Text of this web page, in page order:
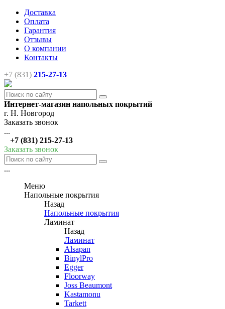
Доставка
Оплата
Гарантия
Отзывы
О компании
Контакты
+7 (831) 215-27-13
Интернет-магазин напольных покрытий
г. Н. Новгород
Заказать звонок
...
+7 (831) 215-27-13
Заказать звонок
...
Меню
Напольные покрытия
Назад
Напольные покрытия
Ламинат
Назад
Ламинат
Alsapan
BinylPro
Egger
Floorway
Joss Beaumont
Kastamonu
Tarkett